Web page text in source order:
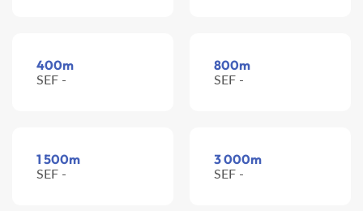
400m
SEF -
800m
SEF -
1 500m
SEF -
3 000m
SEF -